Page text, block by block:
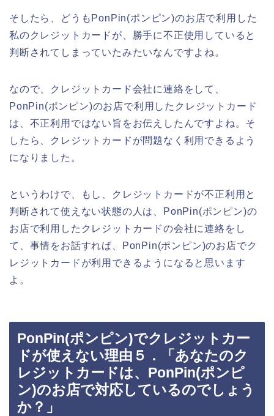
そしたら、どうもPonPin(ポンピン)のお店で利用した
私のクレジットカードが、勝手に不正使用していると
判断されてしまっていたみたいなんですよね。
なので、クレジットカード会社に連絡をして、
PonPin(ポンピン)のお店で利用したクレジットカード
は、不正利用ではない旨をお伝えしたんですよね。そ
したら、クレジットカードが問題なく利用できるよう
になりました。
というわけで、もし、クレジットカードが不正利用と
判断されて使えない状態の人は、PonPin(ポンピン)の
お店で利用したクレジットカードの会社に連絡をし
て、事情をお話すれば、PonPin(ポンピン)のお店でク
レジットカードが利用できるようになると思います
よ。
PonPin(ポンピン)でクレジットカー
ドが使えない理由５．「あなたのク
レジットカードは、PonPin(ポンピ
ン)のお店で対応しているのでしょう
か？」